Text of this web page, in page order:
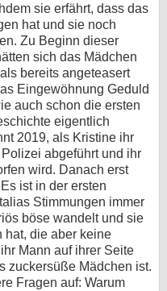
sie erfährt, dass das
hat und sie noch
Zu Beginn dieser
sich das Mädchen
bereits angeteasert
Eingewöhnung Geduld
auch schon die ersten
eigentlich
2019, als Kristine ihr
abgeführt und ihr
wird. Danach erst
ist in der ersten
Stimmungen immer
böse wandelt und sie
hat, die aber keine
Mann auf ihrer Seite
zuckersüße Mädchen ist.
Fragen auf: Warum